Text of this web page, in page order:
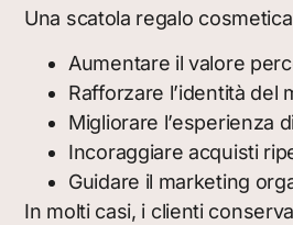
Una scatola regalo
Aumentare il valore
Rafforzare l’identità
Migliorare l’esperienza
Incoraggiare acquisti
Guidare il marketing
In molti casi, i clienti